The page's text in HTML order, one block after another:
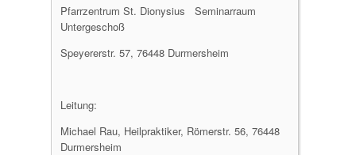
Pfarrzentrum St. Dionysius Seminarraum
Untergeschoß
Speyererstr. 57, 76448 Durmersheim
Leitung:
Michael Rau, Heilpraktiker, Römerstr. 56, 76448
Durmersheim